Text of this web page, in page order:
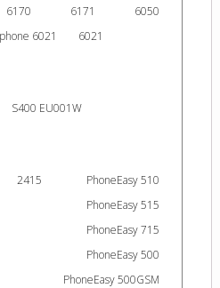
6170 6171
6050
6021 6021
S400 EU001W
2415
PhoneEasy 510
PhoneEasy 515
PhoneEasy 715
PhoneEasy 500
PhoneEasy 500GSM